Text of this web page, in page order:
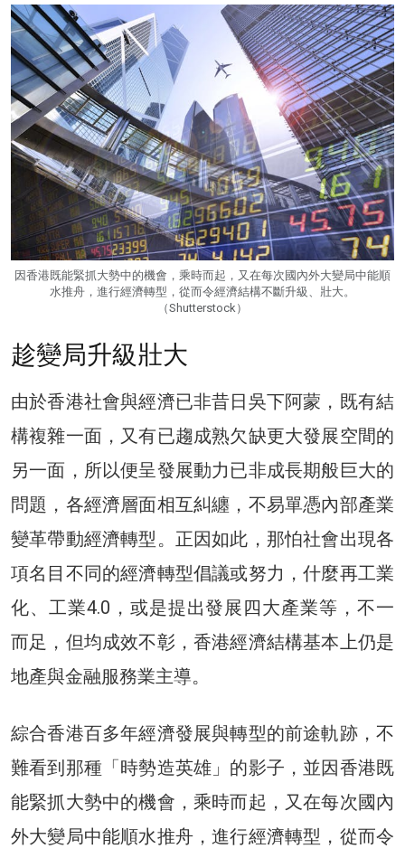
因香港既能緊抓大勢中的機會，乘時而起，又在每次國內外大變局中能順
水推舟，進行經濟轉型，從而令經濟結構不斷升級、壯大。
（Shutterstock）
趁變局升級壯大
由於香港社會與經濟已非昔日吳下阿蒙，既有結
構複雜一面，又有已趨成熟欠缺更大發展空間的
另一面，所以便呈發展動力已非成長期般巨大的
問題，各經濟層面相互糾纏，不易單憑內部產業
變革帶動經濟轉型。正因如此，那怕社會出現各
項名目不同的經濟轉型倡議或努力，什麼再工業
化、工業4.0，或是提出發展四大產業等，不一
而足，但均成效不彰，香港經濟結構基本上仍是
地產與金融服務業主導。
綜合香港百多年經濟發展與轉型的前途軌跡，不
難看到那種「時勢造英雄」的影子，並因香港既
能緊抓大勢中的機會，乘時而起，又在每次國內
外大變局中能順水推舟，進行經濟轉型，從而令